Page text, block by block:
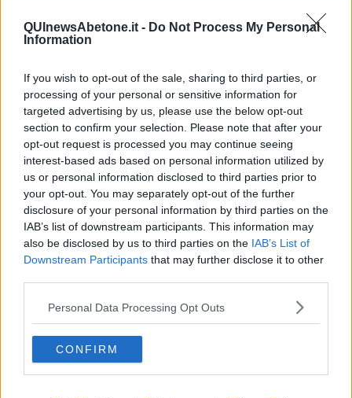
QUInewsAbetone.it - Do Not Process My Personal
Information
If you wish to opt-out of the sale, sharing to third parties, or
processing of your personal or sensitive information for
targeted advertising by us, please use the below opt-out
section to confirm your selection. Please note that after your
opt-out request is processed you may continue seeing
interest-based ads based on personal information utilized by
us or personal information disclosed to third parties prior to
your opt-out. You may separately opt-out of the further
disclosure of your personal information by third parties on the
IAB’s list of downstream participants. This information may
also be disclosed by us to third parties on the IAB’s List of
Downstream Participants that may further disclose it to other
Personal Data Processing Opt Outs
CONFIRM
​La Clownterapia
​Differenze tra persone frustrate e non
Vacanze a km zero
​Buone Vacan(si)e!
​Il lato positivo delle cose
​Storie antiche di tempi moderni
​Quello che alle mamme non dicono
Adultescenza
Homo imbecillis
​4 anni di Blog
Quando il silenzio è aggressivo
​Il passato, questo conosciuto!
​Clima ballerino e sbalzi d’umore
La maternità
​L’uomo o l’orso?
Non hanno un amico a teatro​
​Cose che ci esauriscono
​Vespa che passione!
​Lasciate ai vostri figli il diritto di piangere
​Parole d’amore regalate al vento
​Essere genitori di un adolescente